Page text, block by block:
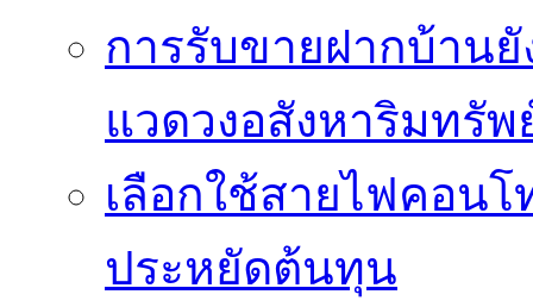
การรับขายฝากบ้าน
แวดวงอสังหาริมทรัพ
เลือกใช้สายไฟคอน
ประหยัดต้นทุน